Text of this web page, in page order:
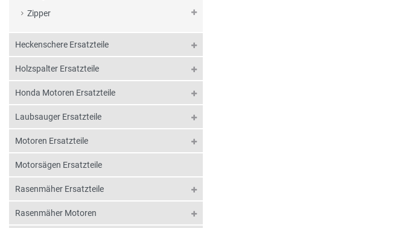
Zipper
Heckenschere Ersatzteile
Holzspalter Ersatzteile
Honda Motoren Ersatzteile
Laubsauger Ersatzteile
Motoren Ersatzteile
Motorsägen Ersatzteile
Rasenmäher Ersatzteile
Rasenmäher Motoren